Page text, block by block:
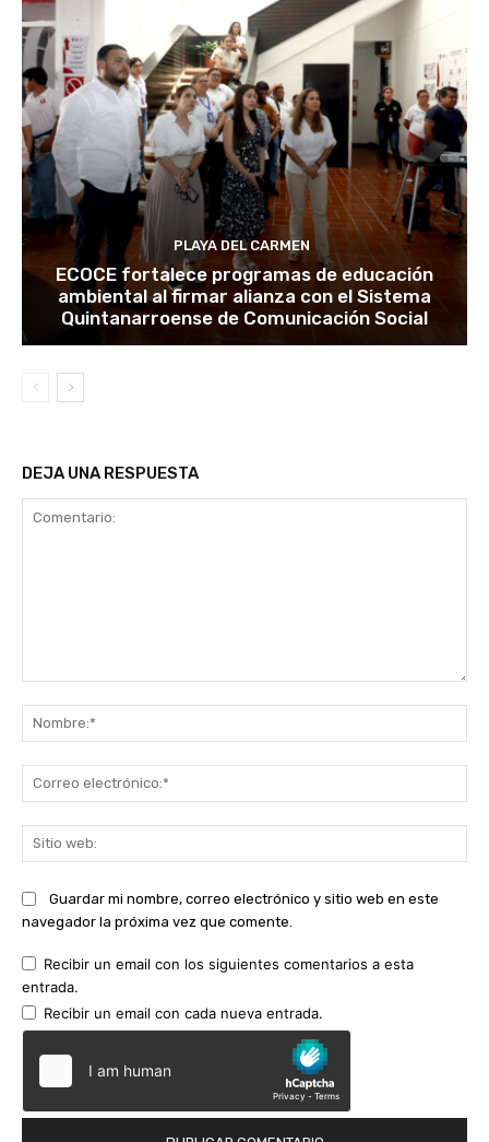
PLAYA DEL CARMEN
ECOCE fortalece programas de educación
ambiental al firmar alianza con el Sistema
Quintanarroense de Comunicación Social
DEJA UNA RESPUESTA
Guardar mi nombre, correo electrónico y sitio web en este
navegador la próxima vez que comente.
Recibir un email con los siguientes comentarios a esta
entrada.
Recibir un email con cada nueva entrada.